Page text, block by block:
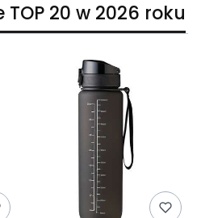
20 w 2026 roku